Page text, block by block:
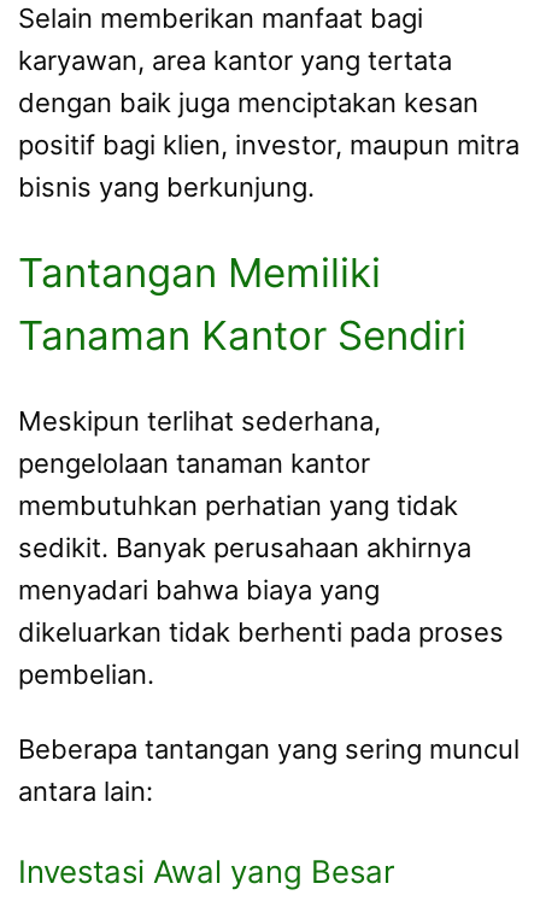
Selain memberikan manfaat bagi
karyawan, area kantor yang tertata
dengan baik juga menciptakan kesan
positif bagi klien, investor, maupun mitra
bisnis yang berkunjung.
Tantangan Memiliki
Tanaman Kantor Sendiri
Meskipun terlihat sederhana,
pengelolaan tanaman kantor
membutuhkan perhatian yang tidak
sedikit. Banyak perusahaan akhirnya
menyadari bahwa biaya yang
dikeluarkan tidak berhenti pada proses
pembelian.
Beberapa tantangan yang sering muncul
antara lain:
Investasi Awal yang Besar